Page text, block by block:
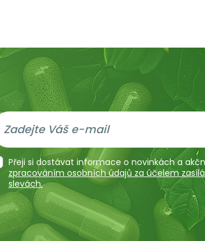
Přeji si dostávat informace o novinkách a
zpracováním osobních údajů za účelem
slevách.